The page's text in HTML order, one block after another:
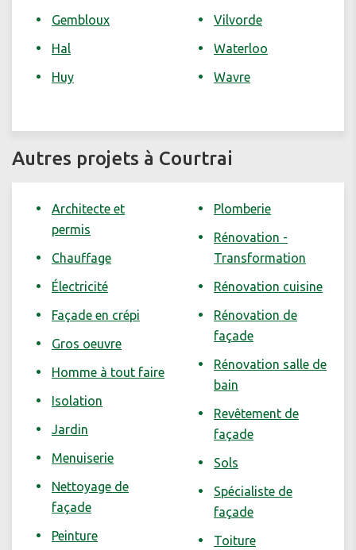
Gembloux
Hal
Huy
Vilvorde
Waterloo
Wavre
Autres projets à Courtrai
Architecte et
permis
Chauffage
Électricité
Façade en crépi
Gros oeuvre
Homme à tout faire
Isolation
Jardin
Menuiserie
Nettoyage de
façade
Peinture
Plomberie
Rénovation -
Transformation
Rénovation cuisine
Rénovation de
façade
Rénovation salle de
bain
Revêtement de
façade
Sols
Spécialiste de
façade
Toiture